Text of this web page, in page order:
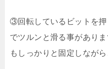
③回転しているビットを
でツルンと滑る事があり
もしっかりと固定しなが